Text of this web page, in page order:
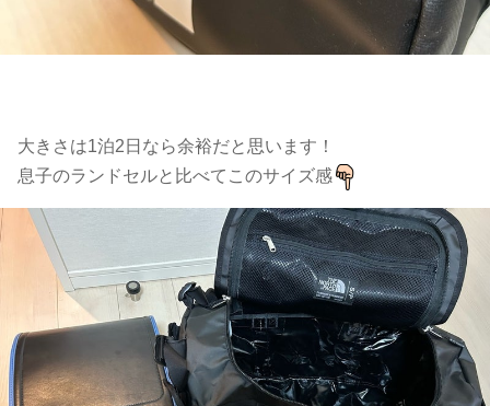
大きさは1泊2日なら余裕だと思います！
息子のランドセルと比べてこのサイズ感